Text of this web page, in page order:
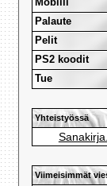
Palaute
Pelit
PS2 koodit
Tue
Yhteistyössä
Viimeisimmät